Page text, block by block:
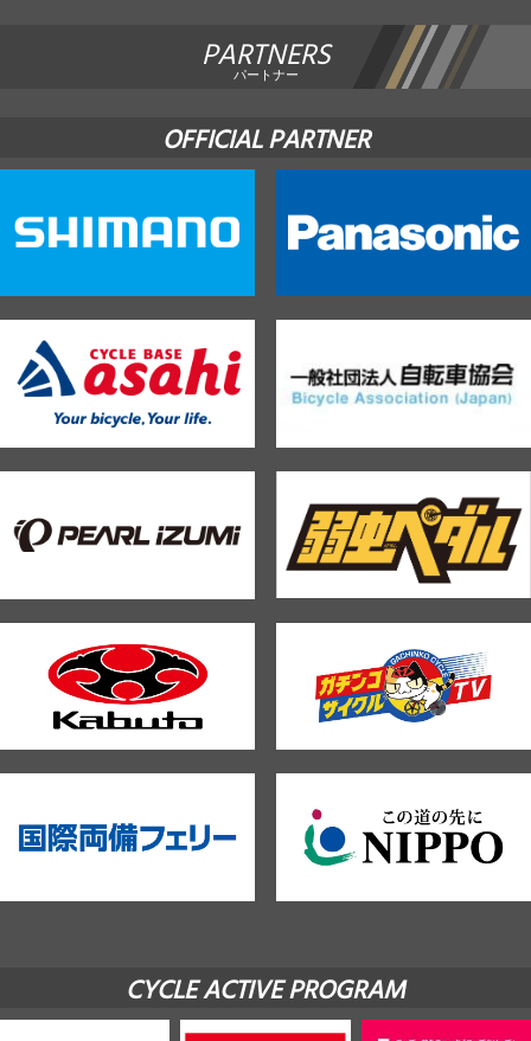
PARTNERS
パートナー
OFFICIAL PARTNER
CYCLE ACTIVE PROGRAM